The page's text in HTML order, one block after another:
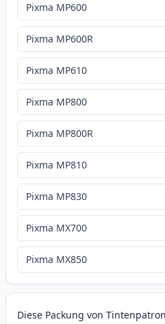
Diese Packung von
Pixma MP600
Pixma MP600R
Pixma MP610
Pixma MP800
Pixma MP800R
Pixma MP810
Pixma MP830
Pixma MX700
Pixma MX850